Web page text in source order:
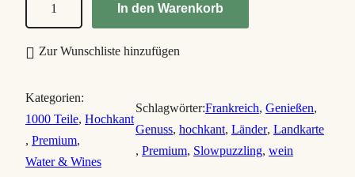
n
e
–
W
i
In den Warenkorb
Zur Wunschliste hinzufügen
Kategorien:
1000 Teile, Hochkant
, Premium,
Water & Wines
Schlagwörter:Frankreich, Genießen,
Genuss, hochkant, Länder, Landkarte
, Premium, Slowpuzzling, wein